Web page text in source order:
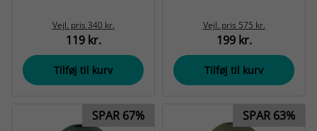
Vejl. pris 340 kr.
119 kr.
Tilføj til kurv
Vejl. pris 575 kr.
199 kr.
Tilføj til kurv
SPAR 67% SPAR 63%